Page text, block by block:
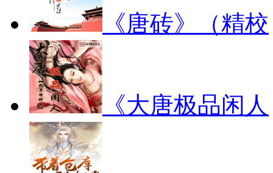
《唐砖》（精校
《大唐极品闲人